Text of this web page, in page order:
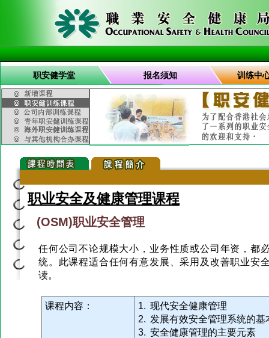
职安健学堂 报名须知 训练中
职业安全及健康管理课程
(OSM)职业安全管理
任何公司不论规模大小，业务性质或公司年资，都
统。此课程适合任何有意发展、采用及改善职业安
读。
课程内容：
1. 现代安全健康管理
2. 发展有效安全管理系统的基
3. 安全健康管理的主要元素